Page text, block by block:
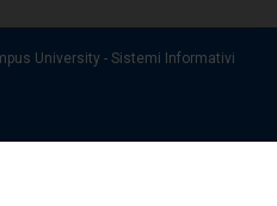
University - Sistemi Informativi